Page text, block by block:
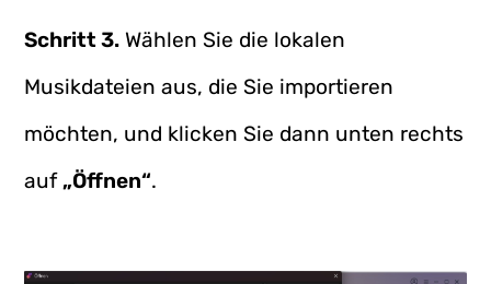
Schritt 3. Wählen Sie die lokalen
Musikdateien aus, die Sie importieren
möchten, und klicken Sie dann unten rechts
auf „Öffnen“.